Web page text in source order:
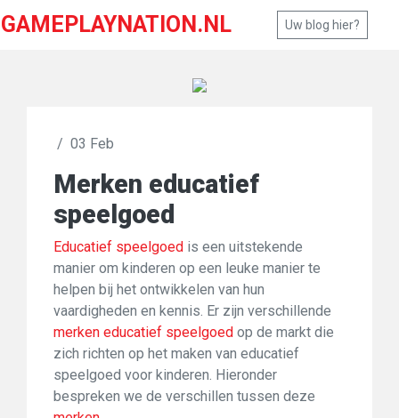
GAMEPLAYNATION.NL Uw blog hier?
/ 03 Feb
Merken educatief
speelgoed
Educatief speelgoed is een uitstekende
manier om kinderen op een leuke manier te
helpen bij het ontwikkelen van hun
vaardigheden en kennis. Er zijn verschillende
merken educatief speelgoed op de markt die
zich richten op het maken van educatief
speelgoed voor kinderen. Hieronder
bespreken we de verschillen tussen deze